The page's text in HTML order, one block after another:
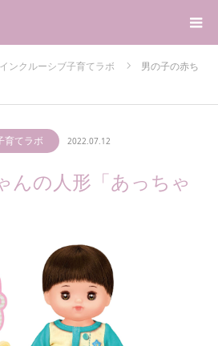
ンクルーシブ子育てラボ
男の子の赤ち
育てラボ 2022.07.12
んの人形「あっちゃ